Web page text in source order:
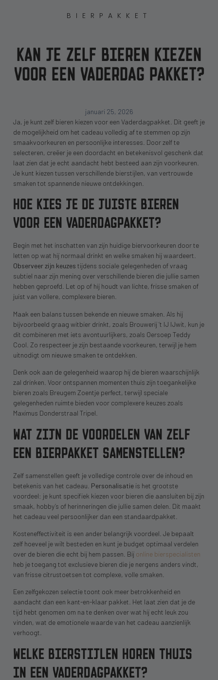
BIERPAKKET
KAN JE ZELF BIEREN KIEZEN
VOOR EEN VADERDAG PAKKET?
januari 25, 2026
Ja, je kunt zelf bieren kiezen voor een Vaderdagpakket. Dit geeft je
de mogelijkheid om het cadeau volledig af te stemmen op zijn
smaakvoorkeuren en persoonlijke interesses. Door zelf te
selecteren, creëer je een doordacht en betekenisvol geschenk dat
laat zien dat je echt aandacht hebt besteed aan zijn voorkeuren.
Je kunt kiezen tussen verschillende bierstijlen, van vertrouwde
smaken tot spannende nieuwe ontdekkingen.
HOE KIES JE DE JUISTE BIEREN
VOOR EEN VADERDAGPAKKET?
Begin met het inschatten van zijn huidige biervoorkeuren door te
letten op wat hij normaal drinkt en welke smaken hij waardeert.
Observeer zijn keuzes tijdens sociale gelegenheden of vraag
subtiel naar zijn mening over verschillende bieren die jullie samen
hebben geproefd. Let op of hij houdt van lichte, frisse smaken of
juist van vollere, complexere bieren.
Maak een balans tussen bekende en nieuwe smaken. Als hij
bijvoorbeeld graag witbier drinkt, zoals Brouwerij ’t IJ IJwit, kun je
dit combineren met iets avontuurlijkers, zoals Oersoep Teddy
Cool. Zo respecteer je zijn bestaande voorkeuren, terwijl je hem
uitnodigt om nieuwe smaken te ontdekken.
Denk ook aan de gelegenheid waarop hij de bieren waarschijnlijk
zal drinken. Voor ontspannen momenten thuis zijn toegankelijke
bieren zoals Breugem Zoentje perfect, terwijl speciale
gelegenheden ruimte bieden voor complexere keuzes zoals
Maximus Donderstraal Tripel.
WAT ZIJN DE VOORDELEN VAN ZELF
EEN BIERPAKKET SAMENSTELLEN?
Zelf samenstellen geeft je volledige controle over de inhoud en
betekenis van het cadeau. Personalisatieis het grootste
voordeel: je kunt specifiek kiezen voor bieren die aansluiten bij zijn
smaak, hobby’s of herinneringen die jullie samen delen. Dit maakt
het cadeau veel persoonlijker dan een standaardpakket.
Kosteneffectiviteit is een ander belangrijk voordeel. Je bepaalt
zelf hoeveel je wilt besteden en kunt je budget optimaal verdelen
over de bieren die echt bij hem passen. Bij online bierspecialisten
heb je toegang tot exclusieve bieren die je nergens anders vindt,
van frisse citrustoetsen tot complexe, volle smaken.
Een zelfgekozen selectie toont ook meer betrokkenheid en
aandacht dan een kant-en-klaar pakket. Het laat zien dat je de
tijd hebt genomen om na te denken over wat hij echt leuk zou
vinden, wat de emotionele waarde van het cadeau aanzienlijk
verhoogt.
WELKE BIERSTIJLEN HOREN THUIS
IN EEN VADERDAGPAKKET?